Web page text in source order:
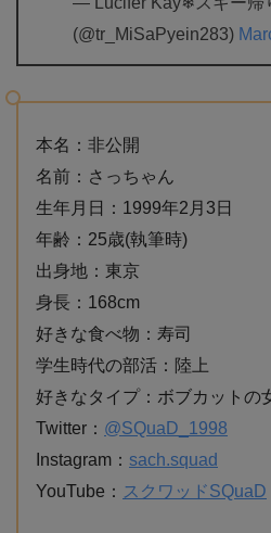
(@tr_MiSaPyein283)
本名：非公開
名前：さっちゃん
生年月日：1999年2月3日
年齢：25歳(執筆時)
出身地：東京
身長：168cm
好きな食べ物：寿司
学生時代の部活：陸上
好きなタイプ：ボブカットの
Twitter： @SQuaD_1998
Instagram： sach.squad
YouTube： スクワッドSQuaD